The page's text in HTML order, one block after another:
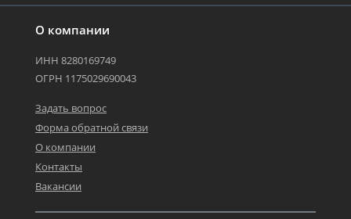
О компании
ИНН 8280169749
ОГРН 1175029690043
Задать вопрос
Форма обратной связи
О компании
Контакты
Вакансии